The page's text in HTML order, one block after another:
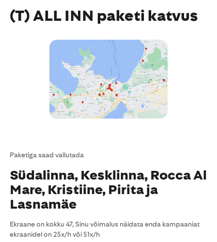
(T) ALL INN paketi katvus
Paketiga saad vallutada
Südalinna, Kesklinna, Rocca Al
Mare, Kristiine, Pirita ja
Lasnamäe
Ekraane on kokku 47, Sinu võimalus näidata enda kampaaniat
ekraanidel on 25x/h või 51x/h